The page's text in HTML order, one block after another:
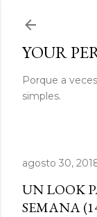
YOUR
Porque a
simples.
agosto 30,
UN LOOK
SEMANA